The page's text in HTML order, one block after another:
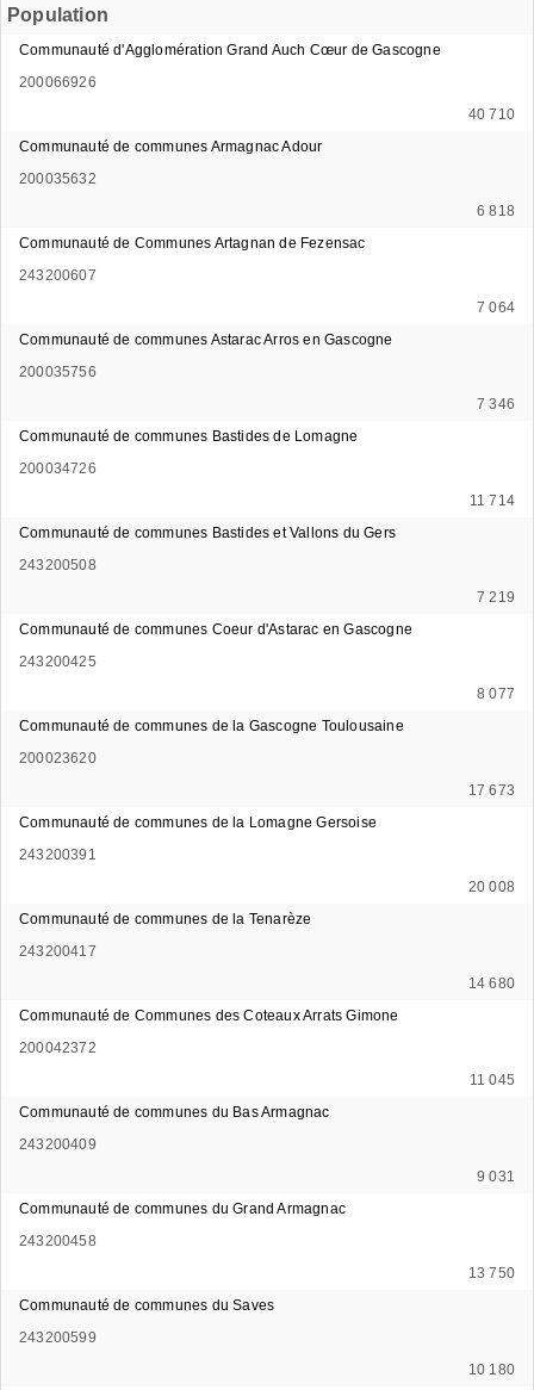
Population
Communauté d'Agglomération Grand Auch Cœur de Gascogne
200066926
40 710
Communauté de communes Armagnac Adour
200035632
6 818
Communauté de Communes Artagnan de Fezensac
243200607
7 064
Communauté de communes Astarac Arros en Gascogne
200035756
7 346
Communauté de communes Bastides de Lomagne
200034726
11 714
Communauté de communes Bastides et Vallons du Gers
243200508
7 219
Communauté de communes Coeur d'Astarac en Gascogne
243200425
8 077
Communauté de communes de la Gascogne Toulousaine
200023620
17 673
Communauté de communes de la Lomagne Gersoise
243200391
20 008
Communauté de communes de la Tenarèze
243200417
14 680
Communauté de Communes des Coteaux Arrats Gimone
200042372
11 045
Communauté de communes du Bas Armagnac
243200409
9 031
Communauté de communes du Grand Armagnac
243200458
13 750
Communauté de communes du Saves
243200599
10 180